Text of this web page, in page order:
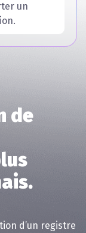
un
de
d’un registre